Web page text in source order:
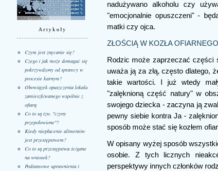
Artykuły
Czym jest znęcanie się?
Czego i jak może domagać się
pokrzywdzony od sprawcy w
procesie karnym?
Obowiązek opuszczenia lokalu
zamieszkiwanego wspólnie z
ofiarą
Co to są tzw. "czyny
przepołowione"?
Kiedy niepłacenie alimentów
jest przestępstwem?
Co to są przestępstwa ścigane
na wniosek?
Podstawowe uprawnienia i
nadużywano alkoholu czy
"emocjonalnie opuszczeni" -
matki czy ojca.
ZŁOŚCIĄ W KOZŁA OFIARNEGO
Rodzic może zaprzeczać części
uważa ją za złą, często dlatego,
takie wartości. I już wtedy
"zalęknioną część natury" w
swojego dziecka - zaczyna ją
pewny siebie kontra Ja -
sposób może stać się kozłem
W opisany wyżej sposób
osobie. Z tych licznych
perspektywy innych członków